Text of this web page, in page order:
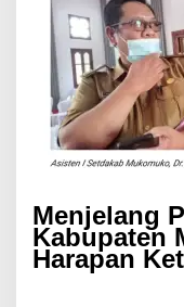
Menjelang
Kabupaten
Harapan